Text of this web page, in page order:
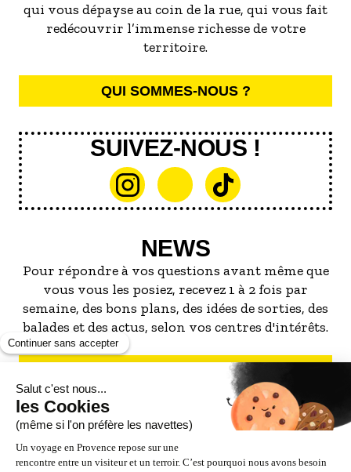
qui vous dépayse au coin de la rue, qui vous fait
redécouvrir l’immense richesse de votre
territoire.
QUI SOMMES-NOUS ?
SUIVEZ-NOUS !
NEWS
Pour répondre à vos questions avant même que
vous vous les posiez, recevez 1 à 2 fois par
semaine, des bons plans, des idées de sorties, des
balades et des actus, selon vos centres d'intérêts.
S'INSCRIRE À LA NEWSLETTER